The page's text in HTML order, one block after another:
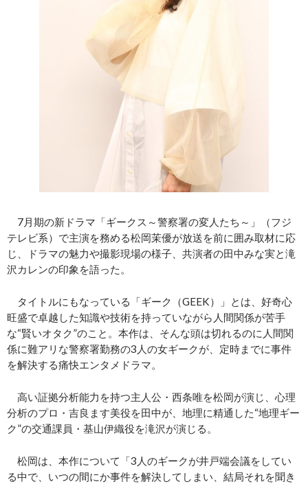
7月期の新ドラマ「ギークス～警察署の変人たち～」（フジ
テレビ系）で主演を務める松岡茉優が放送を前に囲み取材に応
じ、ドラマの魅力や撮影現場の様子、共演者の田中みな実と滝
沢カレンの印象を語った。
タイトルにもなっている「ギーク（GEEK）」とは、好奇心
旺盛で卓越した知識や技術を持っていながら人間関係が苦手
な“賢いオタク”のこと。本作は、そんな頭は切れるのに人間関
係に難アリな警察署勤務の3人の女ギークが、定時までに事件
を解決する痛快エンタメドラマ。
高い証拠分析能力を持つ主人公・西条唯を松岡が演じ、心理
分析のプロ・吉良ます美役を田中が、地理に精通した“地理ギー
ク”の交通課員・基山伊織役を滝沢が演じる。
松岡は、本作について「3人のギークが井戸端会議をしてい
る中で、いつの間にか事件を解決してしまい、結局それを聞き